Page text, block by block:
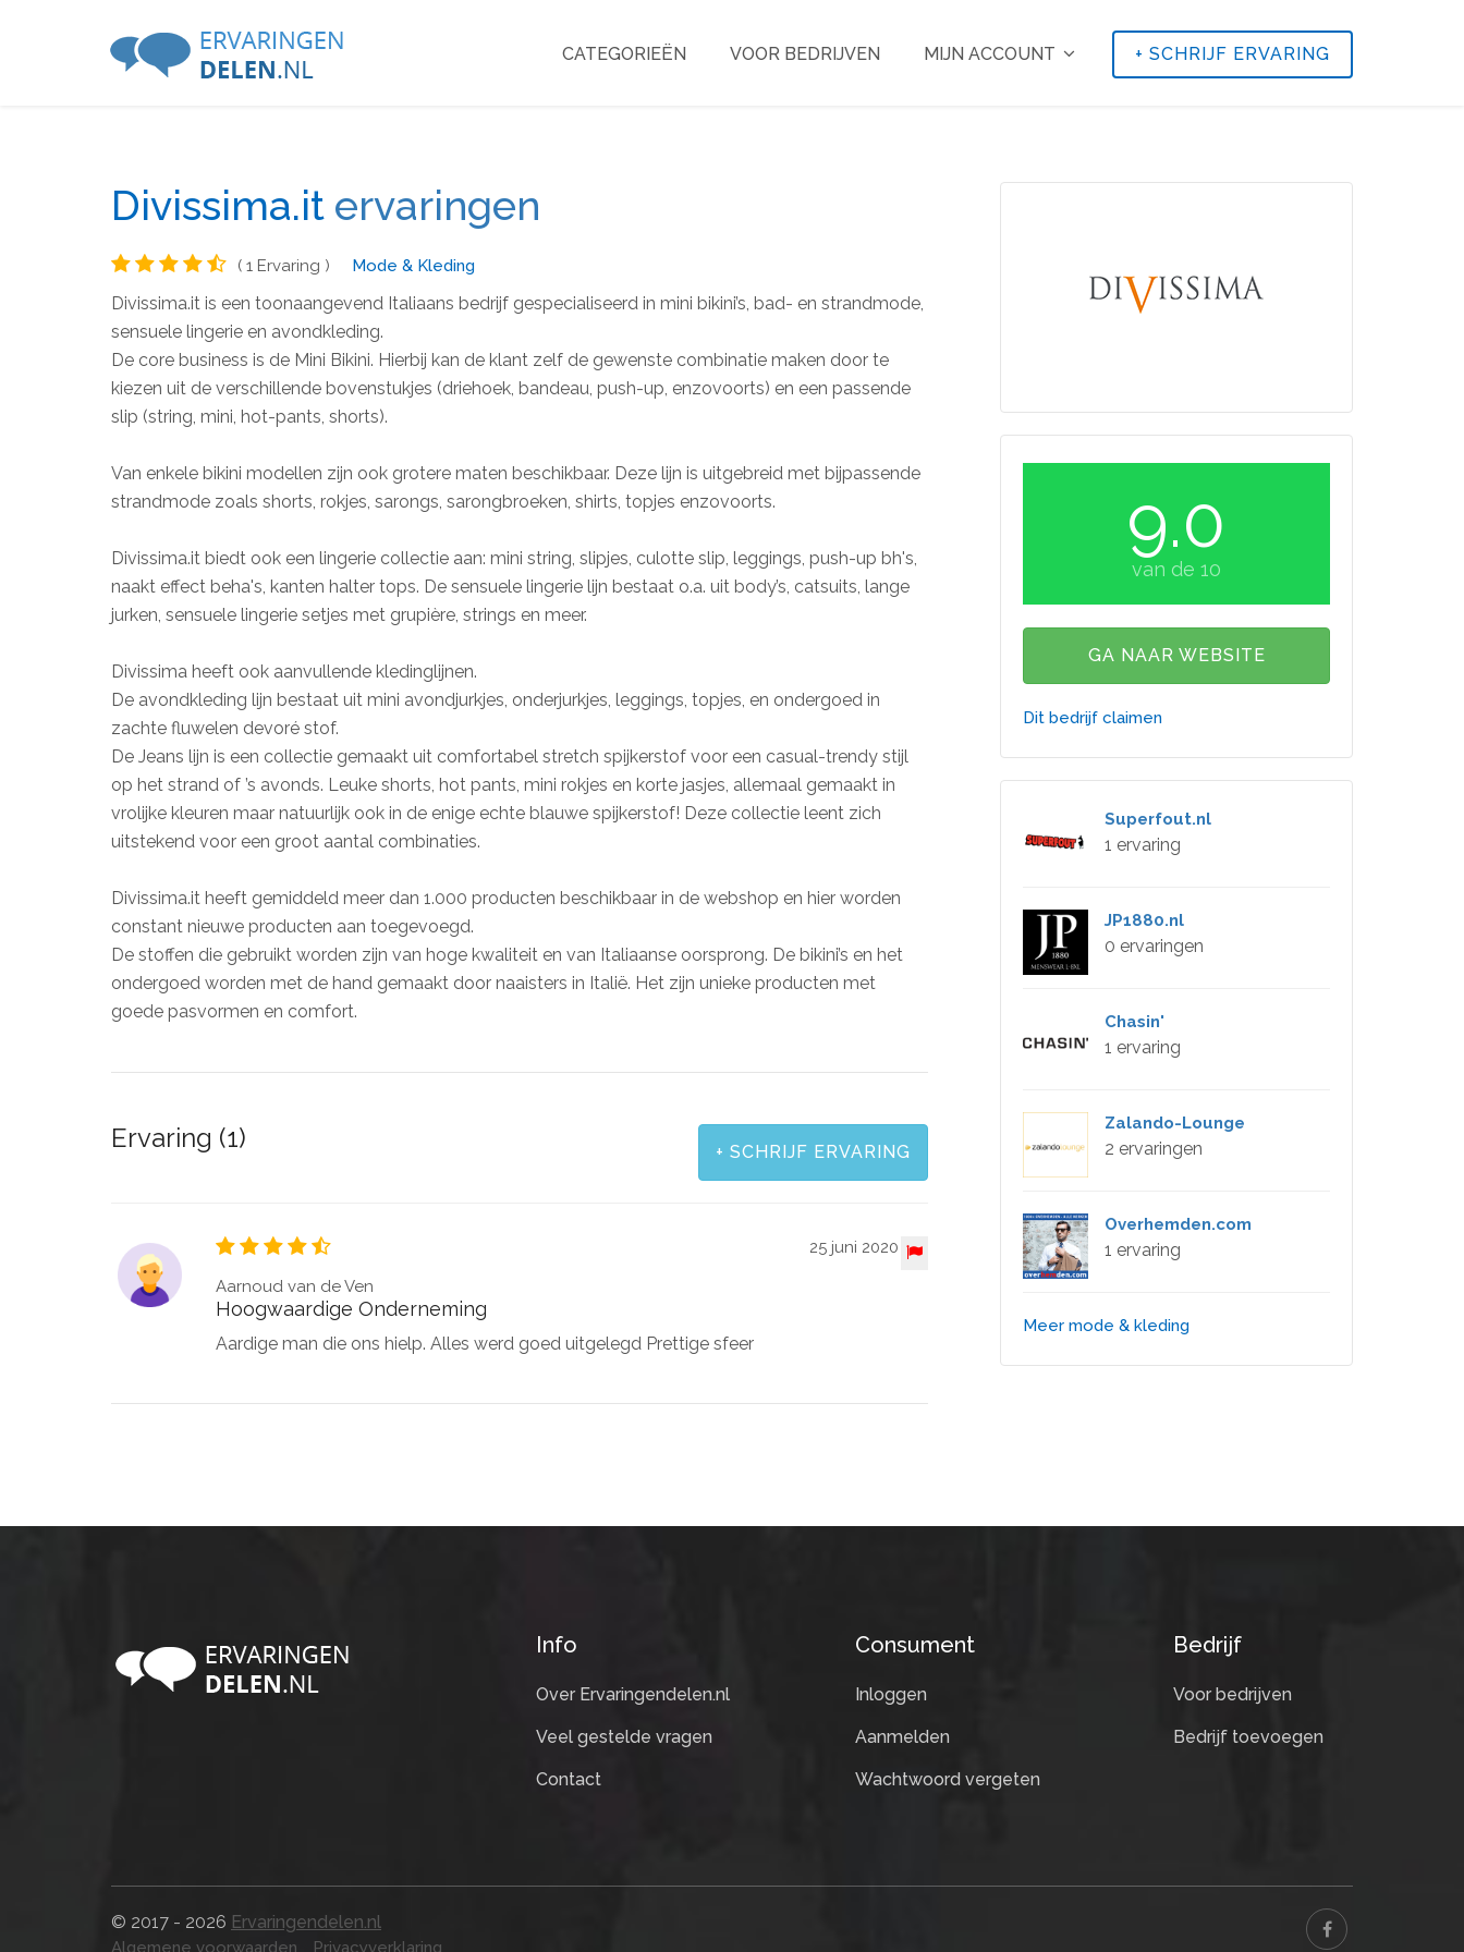
CATEGORIEËN VOOR BEDRIJVEN MIJN ACCOUNT + SCHRIJF ERVARING
Divissima.it ervaringen
( 1 Ervaring ) Mode & Kleding
Divissima.it is een toonaangevend Italiaans bedrijf gespecialiseerd in mini bikini’s, bad- en strandmode,
sensuele lingerie en avondkleding.
De core business is de Mini Bikini. Hierbij kan de klant zelf de gewenste combinatie maken door te
kiezen uit de verschillende bovenstukjes (driehoek, bandeau, push-up, enzovoorts) en een passende
slip (string, mini, hot-pants, shorts).
Van enkele bikini modellen zijn ook grotere maten beschikbaar. Deze lijn is uitgebreid met bijpassende
strandmode zoals shorts, rokjes, sarongs, sarongbroeken, shirts, topjes enzovoorts.
Divissima.it biedt ook een lingerie collectie aan: mini string, slipjes, culotte slip, leggings, push-up bh's,
naakt effect beha's, kanten halter tops. De sensuele lingerie lijn bestaat o.a. uit body’s, catsuits, lange
jurken, sensuele lingerie setjes met grupière, strings en meer.
Divissima heeft ook aanvullende kledinglijnen.
De avondkleding lijn bestaat uit mini avondjurkjes, onderjurkjes, leggings, topjes, en ondergoed in
zachte fluwelen devoré stof.
De Jeans lijn is een collectie gemaakt uit comfortabel stretch spijkerstof voor een casual-trendy stijl
op het strand of ’s avonds. Leuke shorts, hot pants, mini rokjes en korte jasjes, allemaal gemaakt in
vrolijke kleuren maar natuurlijk ook in de enige echte blauwe spijkerstof! Deze collectie leent zich
uitstekend voor een groot aantal combinaties.
Divissima.it heeft gemiddeld meer dan 1.000 producten beschikbaar in de webshop en hier worden
constant nieuwe producten aan toegevoegd.
De stoffen die gebruikt worden zijn van hoge kwaliteit en van Italiaanse oorsprong. De bikini’s en het
ondergoed worden met de hand gemaakt door naaisters in Italië. Het zijn unieke producten met
goede pasvormen en comfort.
+ SCHRIJF ERVARING
Ervaring (1)
25 juni 2020
Aarnoud van de Ven
Hoogwaardige Onderneming
Aardige man die ons hielp. Alles werd goed uitgelegd Prettige sfeer
9.0
van de 10
GA NAAR WEBSITE
Dit bedrijf claimen
Superfout.nl
1 ervaring
JP1880.nl
0 ervaringen
Chasin'
1 ervaring
Zalando-Lounge
2 ervaringen
Overhemden.com
1 ervaring
Meer mode & kleding
Info
Over Ervaringendelen.nl
Veel gestelde vragen
Contact
Consument
Inloggen
Aanmelden
Wachtwoord vergeten
Bedrijf
Voor bedrijven
Bedrijf toevoegen
© 2017 - 2026 Ervaringendelen.nl
Algemene voorwaarden Privacyverklaring